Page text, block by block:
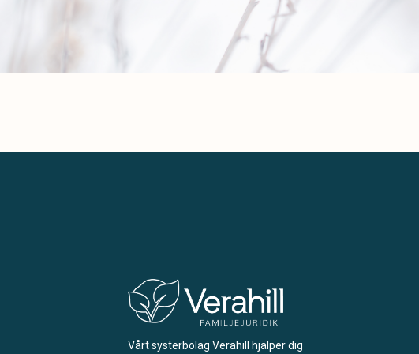
Vårt systerbolag Verahill hjälper dig